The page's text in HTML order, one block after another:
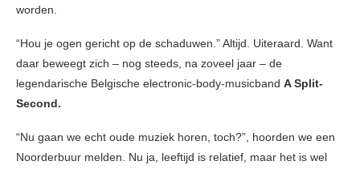
worden.
“Hou je ogen gericht op de schaduwen.” Altijd. Uiteraard. Want
daar beweegt zich – nog steeds, na zoveel jaar – de
legendarische Belgische electronic-body-musicband A Split-
Second.
“Nu gaan we echt oude muziek horen, toch?”, hoorden we een
Noorderbuur melden. Nu ja, leeftijd is relatief, maar het is wel